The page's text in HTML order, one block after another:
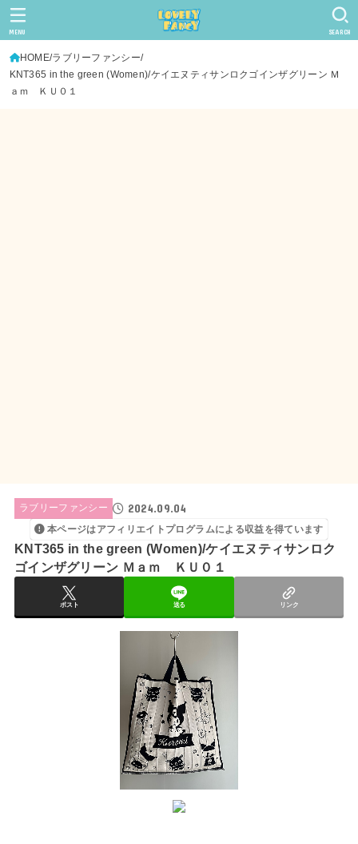
SEARCH
MENU
HOME ラブリーファンシー
KNT365 in the green (Women)/ケイエヌティサンロクゴインザグリーン Ｍ
ａｍ ＫＵ０１
ラブリーファンシー 2024.09.04
本ページはアフィリエイトプログラムによる収益を得ています
KNT365 in the green (Women)/ケイエヌティサンロク
ゴインザグリーン Ｍａｍ ＫＵ０１
ポスト 送る リンク